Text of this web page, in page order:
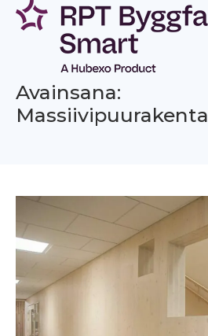
Siirry
sisältöön
Avainsana: